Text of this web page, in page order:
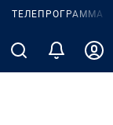
ТЕЛЕПРОГРАММА